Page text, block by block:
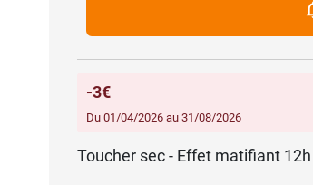
-3€
Du 01/04/2026 au 31/08/2026
Toucher sec - Effet matifiant